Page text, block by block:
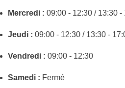
Mercredi : 09:00 - 12:30 / 13:30 -
Jeudi : 09:00 - 12:30 / 13:30 -
Vendredi : 09:00 - 12:30
Samedi : Fermé